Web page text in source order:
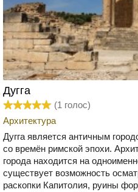
Дугга
(1 голос)
Архитектура
Дугга является античным
со времён римской эпохи.
города находится на
существует возможность
раскопки Капитолия, руины